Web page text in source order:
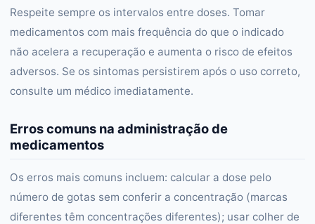
Respeite sempre os intervalos entre doses. Tomar
medicamentos com mais frequência do que o indicado
não acelera a recuperação e aumenta o risco de efeitos
adversos. Se os sintomas persistirem após o uso correto,
consulte um médico imediatamente.
Erros comuns na administração de
medicamentos
Os erros mais comuns incluem: calcular a dose pelo
número de gotas sem conferir a concentração (marcas
diferentes têm concentrações diferentes); usar colher de